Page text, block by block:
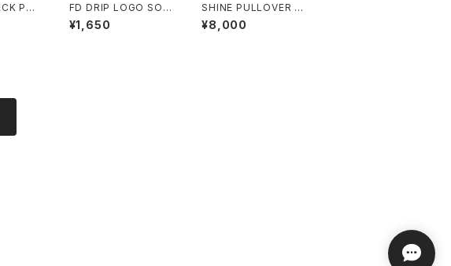
PO
FD DRIP LOGO SOC
KS
¥1,650
SHINE PULLOVER H
OODY BLACK
¥8,000